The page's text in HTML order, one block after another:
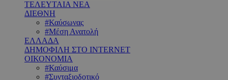
ΤΕΛΕΥΤΑΙΑ ΝΕΑ
ΔΙΕΘΝΗ
#Καύσωνας
#Μέση Ανατολή
ΕΛΛΑΔΑ
ΔΗΜΟΦΙΛΗ ΣΤΟ INTERNET
ΟΙΚΟΝΟΜΙΑ
#Καύσιμα
#Συνταξιοδοτικό